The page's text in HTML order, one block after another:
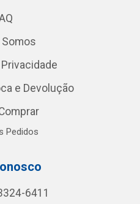
Somos
e Devolução
Pedidos
6411